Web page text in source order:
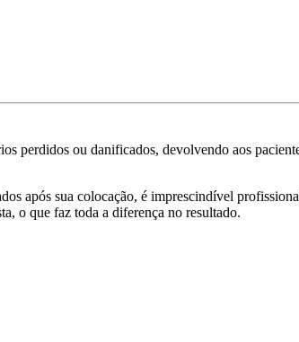
perdidos ou danificados, devolvendo aos
após sua colocação, é imprescindível
o que faz toda a diferença no resultado.